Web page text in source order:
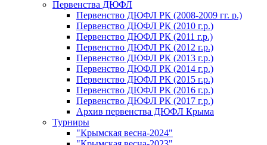
Первенства ДЮФЛ
Первенство ДЮФЛ РК (2008-2009 гг. р.)
Первенство ДЮФЛ РК (2010 г.р.)
Первенство ДЮФЛ РК (2011 г.р.)
Первенство ДЮФЛ РК (2012 г.р.)
Первенство ДЮФЛ РК (2013 г.р.)
Первенство ДЮФЛ РК (2014 г.р.)
Первенство ДЮФЛ РК (2015 г.р.)
Первенство ДЮФЛ РК (2016 г.р.)
Первенство ДЮФЛ РК (2017 г.р.)
Архив первенства ДЮФЛ Крыма
Турниры
"Крымская весна-2024"